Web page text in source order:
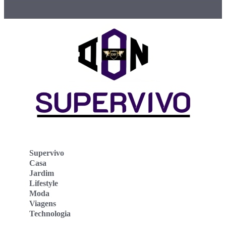
Supervivo
Casa
Jardim
Lifestyle
Moda
Viagens
Technologia